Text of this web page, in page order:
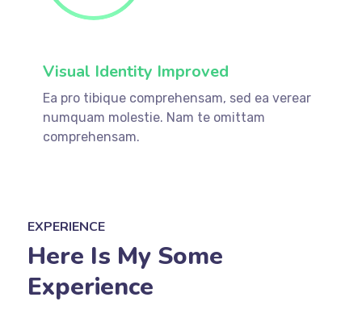
Visual Identity Improved
Ea pro tibique comprehensam, sed ea verear
numquam molestie. Nam te omittam
comprehensam.
EXPERIENCE
Here Is My Some
Experience